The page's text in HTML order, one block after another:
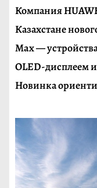
Компания
Казахстане
Max —
OLED-дисплеем
Новинка